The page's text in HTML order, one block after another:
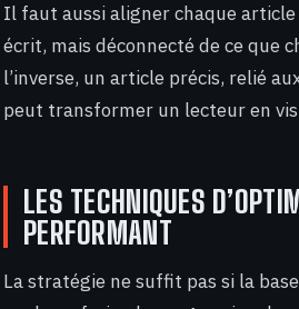
Il faut aussi aligner chaque
écrit, mais déconnecté de ce que
l’inverse, un article précis, relié
peut transformer un lecteur en
LES TECHNIQUES
PERFORMANT
La stratégie ne suffit pas si la